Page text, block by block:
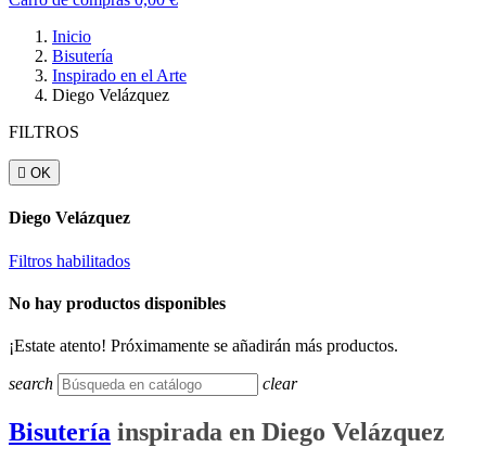
Inicio
Bisutería
Inspirado en el Arte
Diego Velázquez
FILTROS
 OK
Diego Velázquez
Filtros habilitados
No hay productos disponibles
¡Estate atento! Próximamente se añadirán más productos.
search clear
Bisutería inspirada en Diego Velázquez